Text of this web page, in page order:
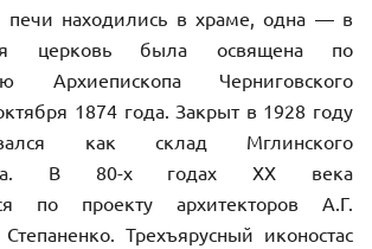
печи находились в храме, одна — в
церковь была освящена по
Архиепископа Черниговского
1874 года. Закрыт в 1928 году
как склад Мглинского
В 80-х годах XX века
по проекту архитекторов А.Г.
Трехъярусный иконостас